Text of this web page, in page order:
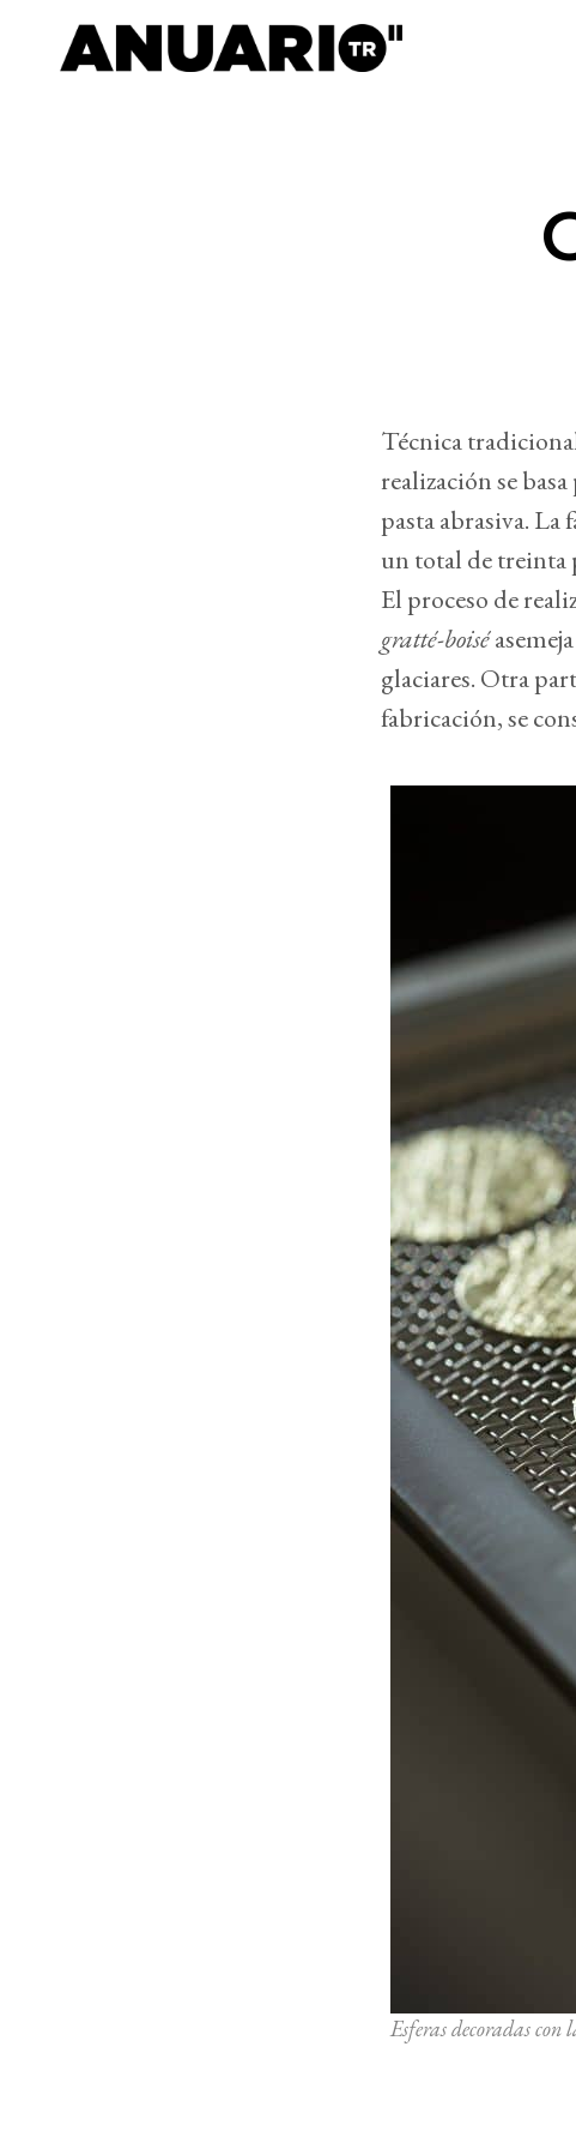
Técnica
realización se
pasta abrasiva. La
un total de treinta
El proceso de
gratté-boisé
glaciares. Otra
fabricación, se
Esferas decoradas